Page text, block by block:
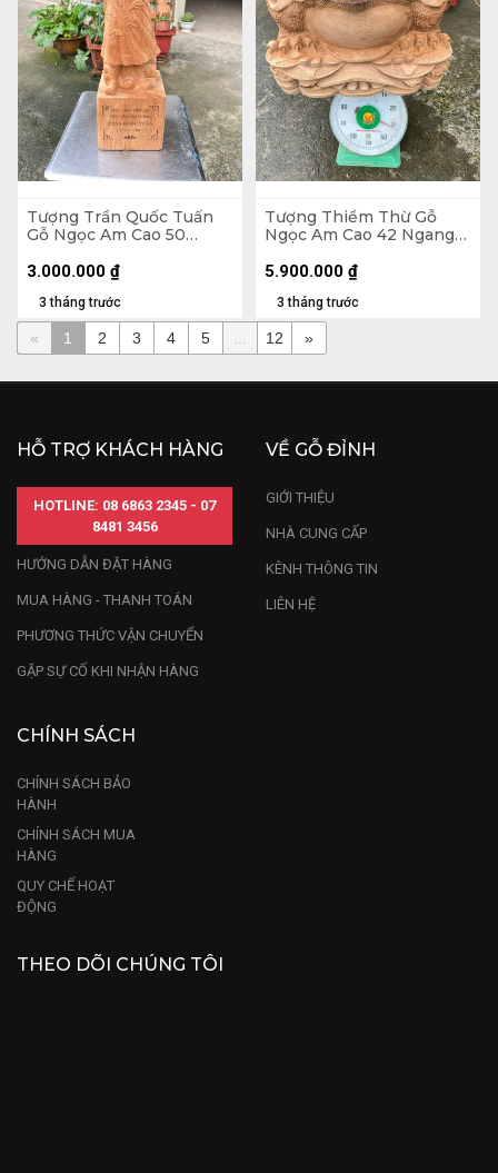
Tượng Trần Quốc Tuấn
Gỗ Ngọc Am Cao 50
3 tháng trước
3.000.000 ₫
Tượng Thiềm Thừ Gỗ
Ngọc Am Cao 42 Ngang
3 tháng trước
5.900.000 ₫
« 1 2 3 4 5 ... 12 »
HỖ TRỢ KHÁCH HÀNG
HOTLINE: 08 6863 2345 - 07
8481 3456
HƯỚNG DẪN ĐẶT HÀNG
MUA HÀNG - THANH TOÁN
PHƯƠNG THỨC VẬN CHUYỂN
GẶP SỰ CỐ KHI NHẬN HÀNG
VỀ GỖ ĐỈNH
GIỚI THIỆU
NHÀ CUNG CẤP
KÊNH THÔNG TIN
LIÊN HỆ
CHÍNH SÁCH
CHÍNH SÁCH BẢO
HÀNH
CHÍNH SÁCH MUA
HÀNG
QUY CHẾ HOẠT
ĐỘNG
THEO DÕI CHÚNG TÔI